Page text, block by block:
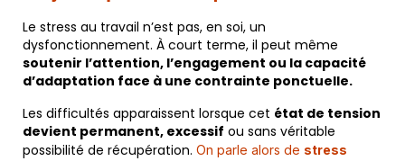
Le stress au travail n’est pas, en soi, un
dysfonctionnement. À court terme, il peut même
soutenir l’attention, l’engagement ou la capacité
d’adaptation face à une contrainte ponctuelle.
Les difficultés apparaissent lorsque cet état de tension
devient permanent, excessif ou sans véritable
possibilité de récupération. On parle alors de stress